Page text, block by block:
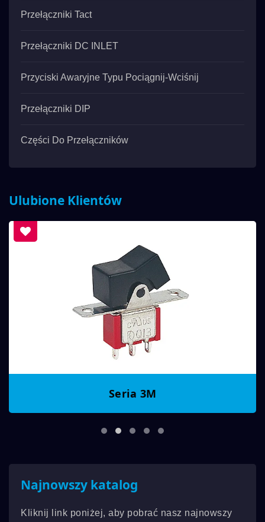
Przełączniki Tact
Przełączniki DC INLET
Przyciski Awaryjne Typu Pociągnij-Wciśnij
Przełączniki DIP
Części Do Przełączników
Ulubione Klientów
Seria 3M
Najnowszy katalog
Kliknij link poniżej, aby pobrać nasz najnowszy